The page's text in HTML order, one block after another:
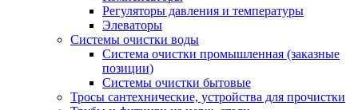
Регуляторы давления и температуры
Элеваторы
Системы очистки воды
Система очистки промышленная (заказные
позиции)
Системы очистки бытовые
Тросы сантехнические, устройства для прочистки